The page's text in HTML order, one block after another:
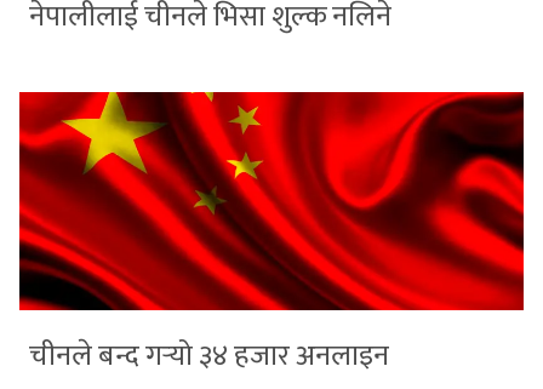
नेपालीलाई चीनले भिसा शुल्क नलिने
चीनले बन्द गर्‍यो ३४ हजार अनलाइन